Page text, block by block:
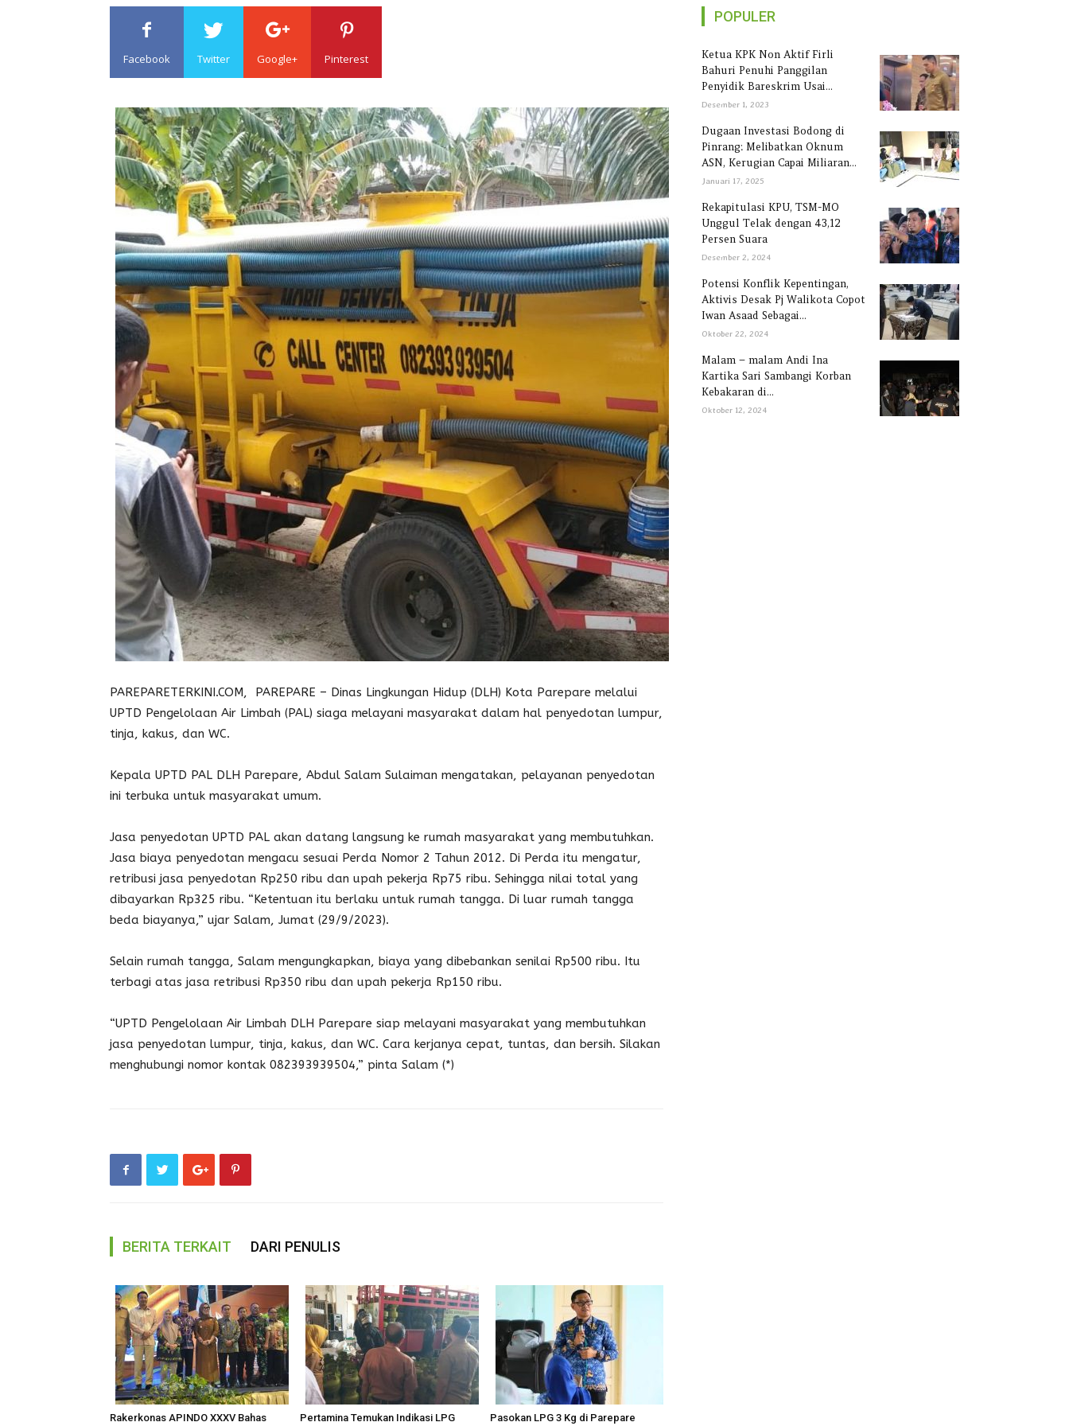
Sulawesi
Facebook Twitter Google+ Pinterest
PAREPARETERKINI.COM, PAREPARE – Dinas Lingkungan Hidup (DLH) Kota Parepare melalui
UPTD Pengelolaan Air Limbah (PAL) siaga melayani masyarakat dalam hal penyedotan lumpur,
tinja, kakus, dan WC.
Kepala UPTD PAL DLH Parepare, Abdul Salam Sulaiman mengatakan, pelayanan penyedotan
ini terbuka untuk masyarakat umum.
Jasa penyedotan UPTD PAL akan datang langsung ke rumah masyarakat yang membutuhkan.
Jasa biaya penyedotan mengacu sesuai Perda Nomor 2 Tahun 2012. Di Perda itu mengatur,
retribusi jasa penyedotan Rp250 ribu dan upah pekerja Rp75 ribu. Sehingga nilai total yang
dibayarkan Rp325 ribu. “Ketentuan itu berlaku untuk rumah tangga. Di luar rumah tangga
beda biayanya,” ujar Salam, Jumat (29/9/2023).
Selain rumah tangga, Salam mengungkapkan, biaya yang dibebankan senilai Rp500 ribu. Itu
terbagi atas jasa retribusi Rp350 ribu dan upah pekerja Rp150 ribu.
“UPTD Pengelolaan Air Limbah DLH Parepare siap melayani masyarakat yang membutuhkan
jasa penyedotan lumpur, tinja, kakus, dan WC. Cara kerjanya cepat, tuntas, dan bersih. Silakan
menghubungi nomor kontak 082393939504,” pinta Salam (*)
BERITA TERKAIT DARI PENULIS
Rakerkonas APINDO XXXV Bahas Pertamina Temukan Indikasi LPG Pasokan LPG 3 Kg di Parepare
POPULER
Ketua KPK Non Aktif Firli
Bahuri Penuhi Panggilan
Penyidik Bareskrim Usai...
Desember 1, 2023
Dugaan Investasi Bodong di
Pinrang: Melibatkan Oknum
ASN, Kerugian Capai Miliaran...
Januari 17, 2025
Rekapitulasi KPU, TSM-MO
Unggul Telak dengan 43,12
Persen Suara
Desember 2, 2024
Potensi Konflik Kepentingan,
Aktivis Desak Pj Walikota Copot
Iwan Asaad Sebagai...
Oktober 22, 2024
Malam – malam Andi Ina
Kartika Sari Sambangi Korban
Kebakaran di...
Oktober 12, 2024